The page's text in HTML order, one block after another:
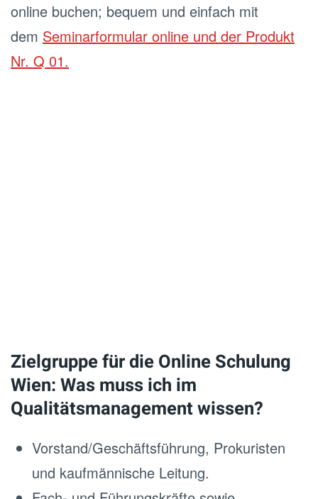
online buchen; bequem und einfach mit
dem Seminarformular online und der Produkt
Nr. Q 01.
Zielgruppe für die Online Schulung
Wien: Was muss ich im
Qualitätsmanagement wissen?
Vorstand/Geschäftsführung, Prokuristen
und kaufmännische Leitung.